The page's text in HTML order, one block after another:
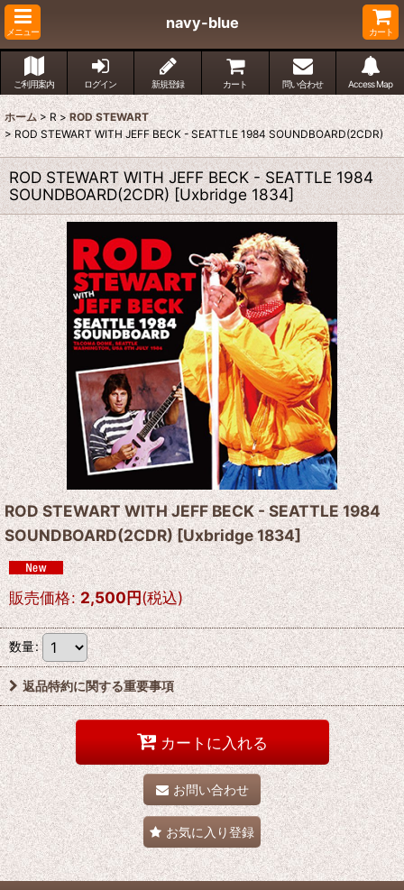
メニュー
navy-blue
カート
ご利用案内 ログイン 新規登録 カート 問い合わせ Access Map
ホーム > R > ROD STEWART
> ROD STEWART WITH JEFF BECK - SEATTLE 1984 SOUNDBOARD(2CDR)
ROD STEWART WITH JEFF BECK - SEATTLE 1984
SOUNDBOARD(2CDR) [Uxbridge 1834]
ROD STEWART WITH JEFF BECK - SEATTLE 1984
SOUNDBOARD(2CDR)[Uxbridge 1834]
販売価格: 2,500円(税込)
数量:
返品特約に関する重要事項
カートに入れる
お問い合わせ
お気に入り登録